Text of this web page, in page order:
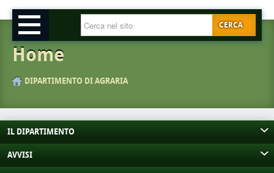
CERCA
Home
DIPARTIMENTO DI AGRARIA
IL DIPARTIMENTO
AVVISI